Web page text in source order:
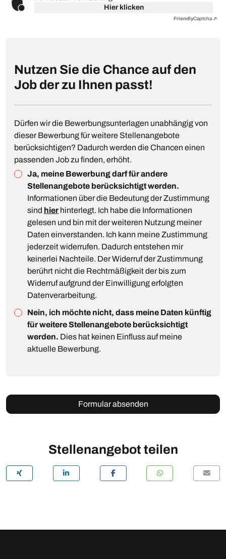
Hier klicken
FriendlyCaptcha ⇗
Nutzen Sie die Chance auf den
Job der zu Ihnen passt!
Dürfen wir die Bewerbungsunterlagen unabhängig von
dieser Bewerbung für weitere Stellenangebote
berücksichtigen? Dadurch werden die Chancen einen
passenden Job zu finden, erhöht.
Ja, meine Bewerbung darf für andere
Stellenangebote berücksichtigt werden.
Informationen über die Bedeutung der Zustimmung
sind hier hinterlegt. Ich habe die Informationen
gelesen und bin mit der weiteren Nutzung meiner
Daten einverstanden. Ich kann meine Zustimmung
jederzeit widerrufen. Dadurch entstehen mir
keinerlei Nachteile. Der Widerruf der Zustimmung
berührt nicht die Rechtmäßigkeit der bis zum
Widerruf aufgrund der Einwilligung erfolgten
Datenverarbeitung.
Nein, ich möchte nicht, dass meine Daten künftig
für weitere Stellenangebote berücksichtigt
werden. Dies hat keinen Einfluss auf meine
aktuelle Bewerbung.
Formular absenden
Stellenangebot teilen